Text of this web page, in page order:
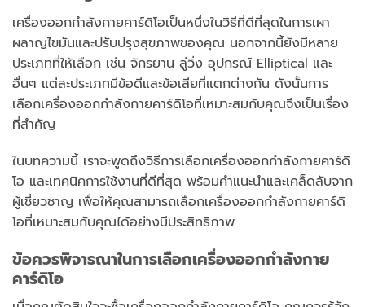
เครื่องออกกำลังกายคาร์ดิโอเป็นหนึ่งในวิธีที่ดีที่สุดในการเผา
ผลาญไขมันและปรับปรุงสุขภาพของคุณ นอกจากนี้ยังมีหลาย
ประเภทที่ให้เลือก เช่น จักรยาน ลู่วิ่ง อุปกรณ์ Elliptical และ
อื่นๆ แต่ละประเภทมีข้อดีและข้อเสียที่แตกต่างกัน ดังนั้นการ
เลือกเครื่องออกกำลังกายคาร์ดิโอที่เหมาะสมกับคุณจึงเป็นเรื่อง
ที่สำคัญ
ในบทความนี้ เราจะพูดถึงวิธีการเลือกเครื่องออกกำลังกายคาร์ดิ
โอ และเทคนิคการใช้งานที่ดีที่สุด พร้อมคำแนะนำและเคล็ดลับจาก
ผู้เชี่ยวชาญ เพื่อให้คุณสามารถเลือกเครื่องออกกำลังกายคาร์ดิ
โอที่เหมาะสมกับคุณได้อย่างมีประสิทธิภาพ
ข้อควรพิจารณาในการเลือกเครื่องออกกำลังกาย
คาร์ดิโอ